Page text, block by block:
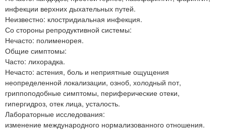
инфекции верхних дыхательных путей.
Неизвестно: клостридиальная инфекция.
Со стороны репродуктивной системы:
Нечасто: полименорея.
Общие симптомы:
Часто: лихорадка.
Нечасто: астения, боль и неприятные ощущения
неопределенной локализации, озноб, холодный пот,
гриппоподобные симптомы, периферические отеки,
гипергидроз, отек лица, усталость.
Лабораторные исследования:
изменение международного нормализованного отношения.